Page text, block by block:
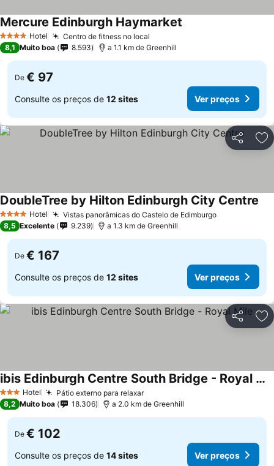
4 EstrelasHotel Centro de fitness no local
Mercure Edinburgh Haymarket
8,1 Muito boa 8.593 a 1.1 km de Greenhill
De € 97
Consulte os preços de 12 sites Ver preços
Partilhar
4 EstrelasHotel Vistas panorâmicas do Castelo de Edimburgo
DoubleTree by Hilton Edinburgh City Centre
8,5 Excelente 9.239 a 1.3 km de Greenhill
De € 167
Consulte os preços de 12 sites Ver preços
Partilhar
3 EstrelasHotel Pátio externo para relaxar
ibis Edinburgh Centre South Bridge - Royal Mile
8,2 Muito boa 18.306 a 2.0 km de Greenhill
De € 102
Consulte os preços de 14 sites Ver preços